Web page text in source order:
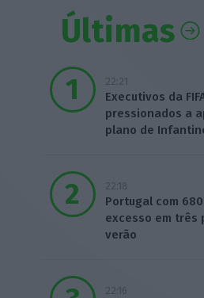
Últimas
22:21
Executivos da
pressionados a
plano de
22:18
Portugal com
excesso em três
verão
22:16